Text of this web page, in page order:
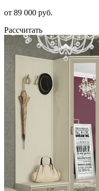
от 89 000 руб.
Рассчитать